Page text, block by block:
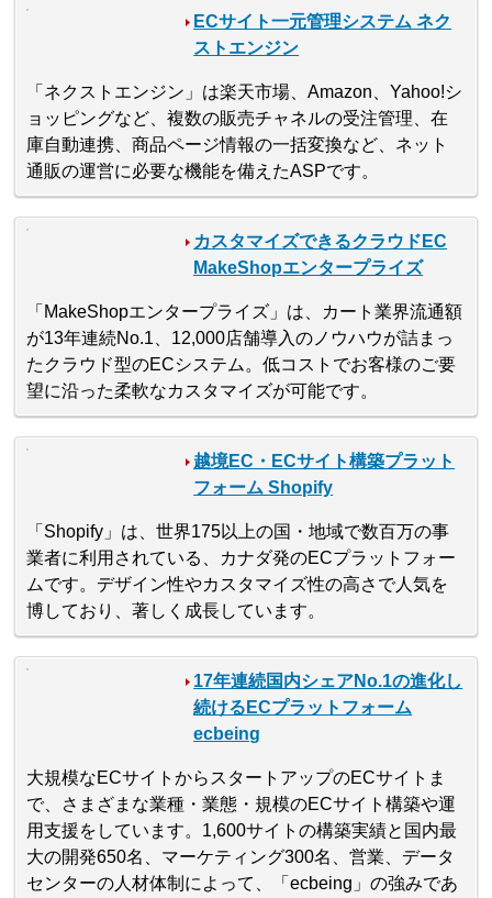
ECサイト一元管理システム ネク
ストエンジン
「ネクストエンジン」は楽天市場、Amazon、Yahoo!シ
ョッピングなど、複数の販売チャネルの受注管理、在
庫自動連携、商品ページ情報の一括変換など、ネット
通販の運営に必要な機能を備えたASPです。
カスタマイズできるクラウドEC
MakeShopエンタープライズ
「MakeShopエンタープライズ」は、カート業界流通額
が13年連続No.1、12,000店舗導入のノウハウが詰まっ
たクラウド型のECシステム。低コストでお客様のご要
望に沿った柔軟なカスタマイズが可能です。
越境EC・ECサイト構築プラット
フォーム Shopify
「Shopify」は、世界175以上の国・地域で数百万の事
業者に利用されている、カナダ発のECプラットフォー
ムです。デザイン性やカスタマイズ性の高さで人気を
博しており、著しく成長しています。
17年連続国内シェアNo.1の進化し
続けるECプラットフォーム
ecbeing
大規模なECサイトからスタートアップのECサイトま
で、さまざまな業種・業態・規模のECサイト構築や運
用支援をしています。1,600サイトの構築実績と国内最
大の開発650名、マーケティング300名、営業、データ
センターの人材体制によって、「ecbeing」の強みであ